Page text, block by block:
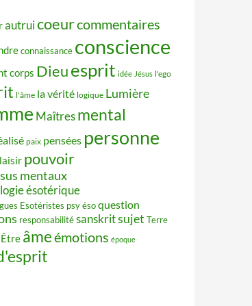
autruicoeurcommentaires
connaissance conscience
corps Dieuesprit idée Jésus l'ego
l'âme la vérité logique Lumière
Maîtres mental
paix pensées personne
pouvoir
mentaux
ésotérique
Esotéristes psy ésoquestion
responsabilitésanskritsujet Terre
Être âmeémotions époque